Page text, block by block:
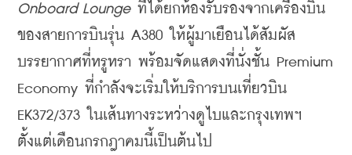
Onboard Lounge ที่ได้ยกห้องรับรองจากเครื่องบิน
ของสายการบินรุ่น A380 ให้ผู้มาเยือนได้สัมผัส
บรรยากาศที่หรูหรา พร้อมจัดแสดงที่นั่งชั้น Premium
Economy ที่กำลังจะเริ่มให้บริการบนเที่ยวบิน
EK372/373 ในเส้นทางระหว่างดูไบและกรุงเทพฯ
ตั้งแต่เดือนกรกฎาคมนี้เป็นต้นไป